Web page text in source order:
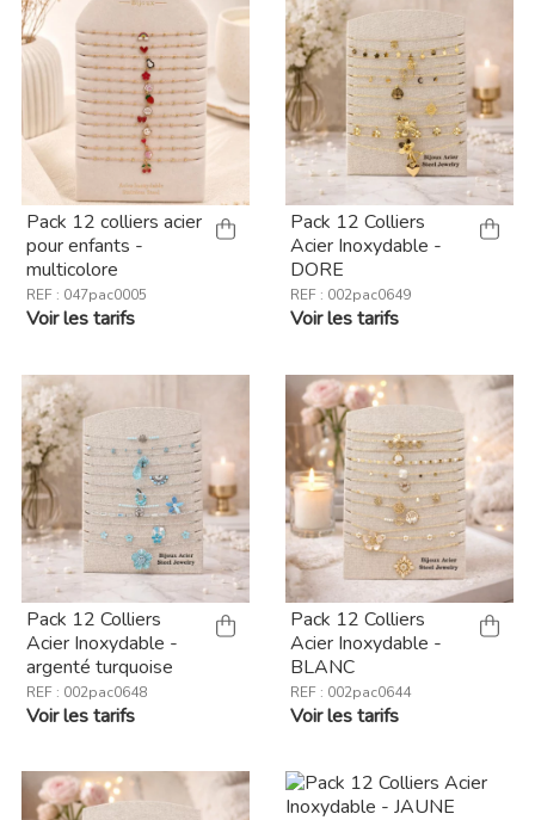
Pack 12 colliers acier
pour enfants -
multicolore
REF : 047pac0005
Voir les tarifs
Pack 12 Colliers
Acier Inoxydable -
DORE
REF : 002pac0649
Voir les tarifs
Pack 12 Colliers
Acier Inoxydable -
argenté turquoise
REF : 002pac0648
Voir les tarifs
Pack 12 Colliers
Acier Inoxydable -
BLANC
REF : 002pac0644
Voir les tarifs